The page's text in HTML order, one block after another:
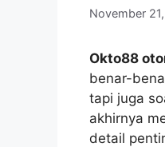
November
Okto88
benar-
tapi juga
akhirnya
detail